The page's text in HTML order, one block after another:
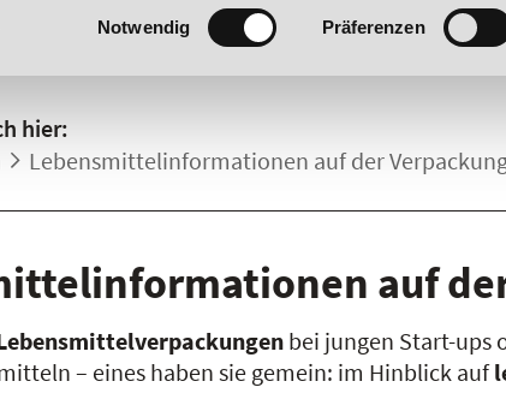
Einwilligungsauswahl
Notwendig Präferenzen
hier:
Lebensmittelinfor­mationen auf der
auf
bei jungen Start-ups
– eines haben sie gemein: im Hinblick auf